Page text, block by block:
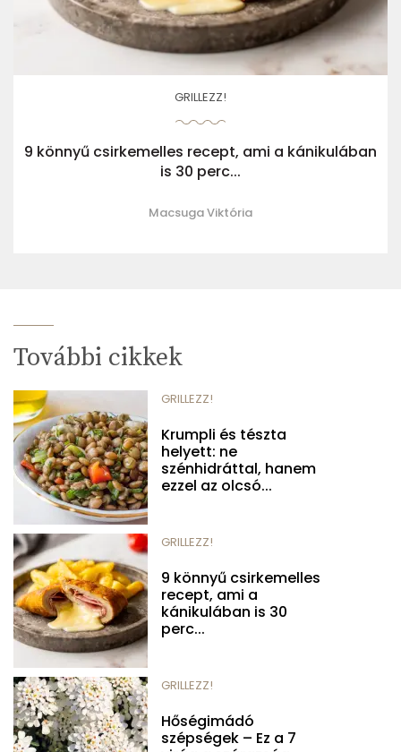
GRILLEZZ!
9 könnyű csirkemelles recept, ami a kánikulában
is 30 perc...
Macsuga Viktória
További cikkek
GRILLEZZ!
Krumpli és tészta
helyett: ne
szénhidráttal, hanem
ezzel az olcsó...
GRILLEZZ!
9 könnyű csirkemelles
recept, ami a
kánikulában is 30
perc...
GRILLEZZ!
Hőségimádó
szépségek – Ez a 7